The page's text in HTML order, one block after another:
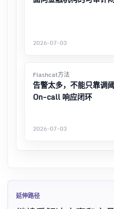
2026-07-03
Flashcat方法
告警太多，不能只靠调
On-call 响应闭环
2026-07-03
延伸路径